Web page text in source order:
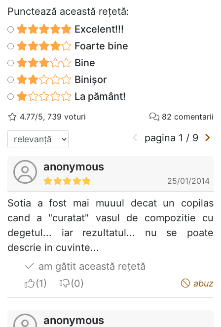
Punctează această reţetă:
Excelent!!!
Foarte bine
Bine
Binișor
La pământ!
4.77/5, 739 voturi 82 comentarii
pagina 1 / 9
anonymous
25/01/2014
Sotia a fost mai muuul decat un copilas
cand a "curatat" vasul de compozitie cu
degetul... iar rezultatul... nu se poate
descrie in cuvinte...
am gătit această rețetă
I apreciateI do not appreciate abuz
anonymous